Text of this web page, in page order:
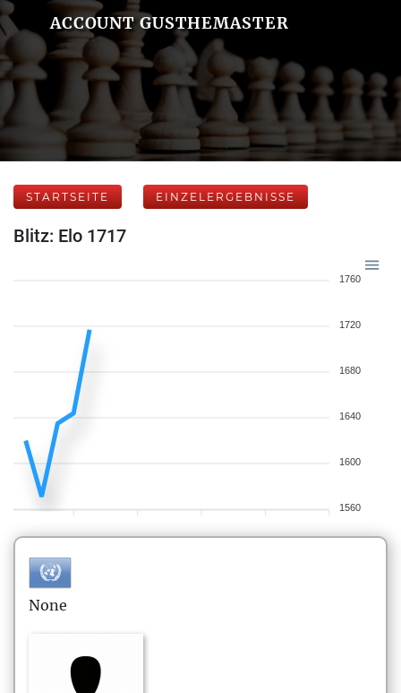
ACCOUNT GUSTHEMASTER
STARTSEITE EINZELERGEBNISSE
Blitz: Elo 1717
1760
1720
1680
1640
1600
1560
None